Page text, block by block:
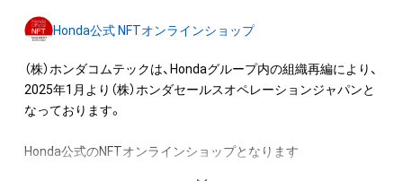
産権(それらの権利を取得し、又はそれらの権利につき登録等を
出願する権利を含みます。)を意味します。)は、本アイテムの著
作権を有する方、著作隣接権の権利者またはその管理委託を受
けている者によって保護されています。そのため、本アイテム
を保有していたとしても、本アイテムに関する創作物にかかる
・本アイテムの著作権を有する方、著作隣接権の権利者またはそ
Honda公式 NFTオンラインショップ
（株）ホンダコムテックは、Hondaグループ内の組織再編により、
2025年1月より（株）ホンダセールスオペレーションジャパンと
なっております。
Honda公式のNFTオンラインショップとなります